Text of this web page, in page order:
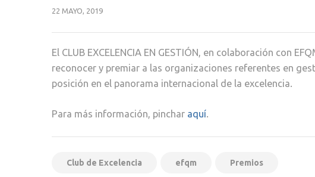
22 MAYO, 2019
El CLUB EXCELENCIA EN GESTIÓN, en colaboración con
reconocer y premiar a las organizaciones referentes en
posición en el panorama internacional de la excelencia.
Para más información, pinchar aquí.
Club de Excelencia efqm Premios